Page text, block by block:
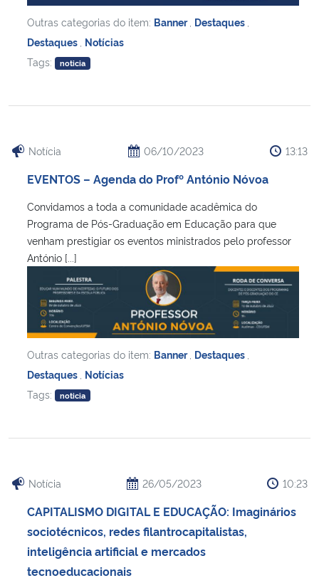
Outras categorias do item: Banner Destaques
Destaques Notícias
Tags:
noticia
Notícia 06/10/2023 13:13
EVENTOS – Agenda do Profº António Nóvoa
Convidamos a toda a comunidade acadêmica do
Programa de Pós-Graduação em Educação para que
venham prestigiar os eventos ministrados pelo professor
António [...]
Outras categorias do item: Banner Destaques
Destaques Notícias
Tags:
noticia
Notícia 26/05/2023 10:23
CAPITALISMO DIGITAL E EDUCAÇÃO: Imaginários
sociotécnicos, redes filantrocapitalistas,
inteligência artificial e mercados
tecnoeducacionais